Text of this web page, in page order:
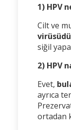
1) HPV
Cilt ve
siğil
2) HPV
Evet,
ayrıca
ortadan